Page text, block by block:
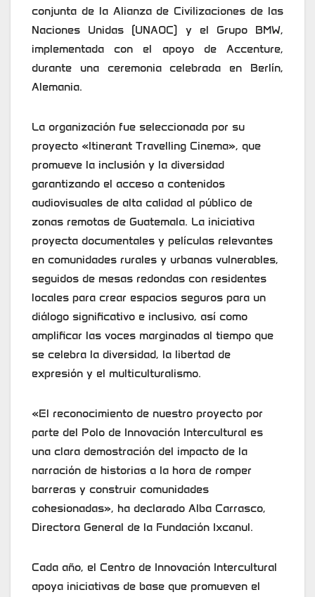
conjunta de la Alianza de Civilizaciones de las
Naciones Unidas (UNAOC) y el Grupo BMW,
implementada con el apoyo de Accenture,
durante una ceremonia celebrada en Berlín,
Alemania.
La organización fue seleccionada por su
proyecto «Itinerant Travelling Cinema», que
promueve la inclusión y la diversidad
garantizando el acceso a contenidos
audiovisuales de alta calidad al público de
zonas remotas de Guatemala. La iniciativa
proyecta documentales y películas relevantes
en comunidades rurales y urbanas vulnerables,
seguidos de mesas redondas con residentes
locales para crear espacios seguros para un
diálogo significativo e inclusivo, así como
amplificar las voces marginadas al tiempo que
se celebra la diversidad, la libertad de
expresión y el multiculturalismo.
«El reconocimiento de nuestro proyecto por
parte del Polo de Innovación Intercultural es
una clara demostración del impacto de la
narración de historias a la hora de romper
barreras y construir comunidades
cohesionadas», ha declarado Alba Carrasco,
Directora General de la Fundación Ixcanul.
Cada año, el Centro de Innovación Intercultural
apoya iniciativas de base que promueven el